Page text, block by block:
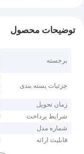
توضیحات محصول
برجسته
جزئیات بسته بندی
زمان تحویل
شرایط پرداخت
شماره مدل
قابلیت ارائه